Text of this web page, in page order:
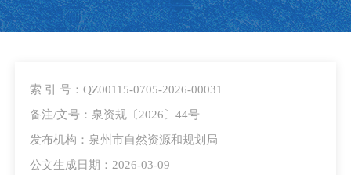
索 引 号：QZ00115-0705-2026-00031
备注/文号：泉资规〔2026〕44号
发布机构：泉州市自然资源和规划局
公文生成日期：2026-03-09